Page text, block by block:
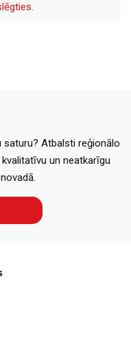
saturu? Atbalsti reģionālo
un neatkarīgu